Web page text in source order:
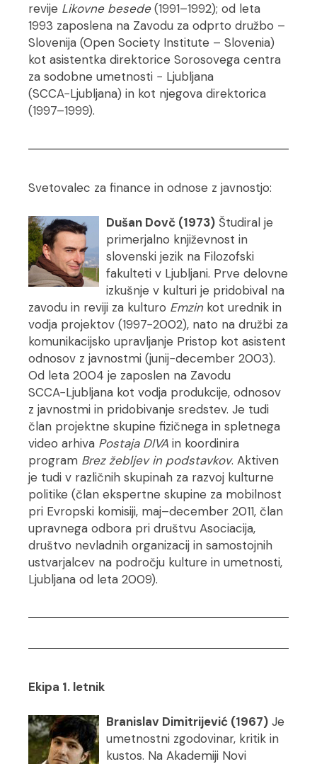
revije Likovne besede(1991–1992); od leta
1993 zaposlena na Zavodu za odprto družbo –
Slovenija (Open Society Institute – Slovenia)
kot asistentka direktorice Sorosovega centra
za sodobne umetnosti − Ljubljana
(SCCA−Ljubljana) in kot njegova direktorica
(1997–1999).
Svetovalec za finance in odnose z javnostjo:
Dušan Dovč (1973) Študiral je
primerjalno književnost in
slovenski jezik na Filozofski
fakulteti v Ljubljani. Prve delovne
izkušnje v kulturi je pridobival na
zavodu in reviji za kulturo Emzinkot urednik in
vodja projektov (1997−2002), nato na družbi za
komunikacijsko upravljanje Pristop kot asistent
odnosov z javnostmi (junij−december 2003).
Od leta 2004 je zaposlen na Zavodu
SCCA−Ljubljana kot vodja produkcije, odnosov
z javnostmi in pridobivanje sredstev. Je tudi
član projektne skupine fizičnega in spletnega
video arhiva Postaja DIVA in koordinira
program Brez žebljev in podstavkov. Aktiven
je tudi v različnih skupinah za razvoj kulturne
politike (član ekspertne skupine za mobilnost
pri Evropski komisiji, maj–december 2011, član
upravnega odbora pri društvu Asociacija,
društvo nevladnih organizacij in samostojnih
ustvarjalcev na področju kulture in umetnosti,
Ljubljana od leta 2009).
Ekipa 1. letnik
Branislav Dimitrijević (1967) Je
umetnostni zgodovinar, kritik in
kustos. Na Akademiji Novi